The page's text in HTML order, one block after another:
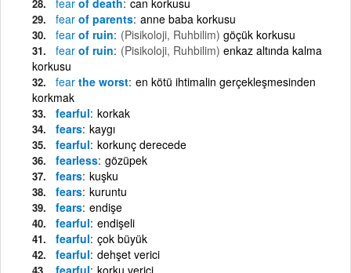
fear of parents anne baba korkusu
fear of ruin (Pisikoloji, Ruhbilim) göçük korkusu
fear of ruin (Pisikoloji, Ruhbilim) enkaz altında kalma
korkusu
fear the worst en kötü ihtimalin gerçekleşmesinden
korkmak
fearful korkak
fears kaygı
fearful korkunç derecede
fearless gözüpek
fears kuşku
fears kuruntu
fears endişe
fearful endişeli
fearful çok büyük
fearful dehşet verici
fearful korku verici